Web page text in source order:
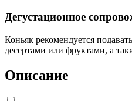
Дегустационное
Коньяк рекомендуется
десертами или фруктами, а
Описание